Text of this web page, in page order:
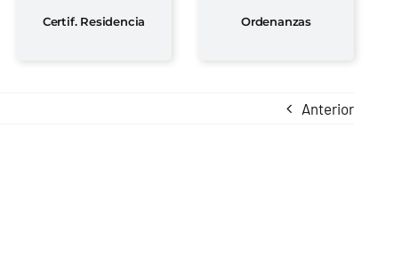
Certif. Residencia Ordenanzas
Anterior